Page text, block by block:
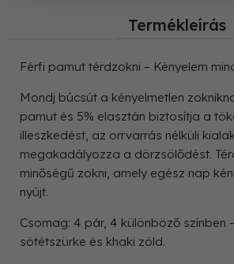
Termékleírás
Férfi pamut térdzokni – Kényelem
Mondj búcsút a kényelmetlen
pamut és 5% elasztán biztosítja a
illeszkedést, az orrvarrás nélküli
megakadályozza a dörzsölődést.
minőségű zokni, amely egész nap
nyújt.
Csomag: 4 pár, 4 különböző színben
sötétszürke és khaki zöld.